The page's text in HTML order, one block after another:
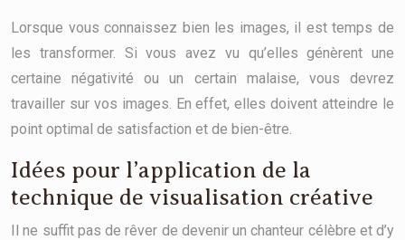
Lorsque vous connaissez bien les images, il est temps de
les transformer. Si vous avez vu qu’elles génèrent une
certaine négativité ou un certain malaise, vous devrez
travailler sur vos images. En effet, elles doivent atteindre le
point optimal de satisfaction et de bien-être.
Idées pour l’application de la
technique de visualisation créative
Il ne suffit pas de rêver de devenir un chanteur célèbre et d’y